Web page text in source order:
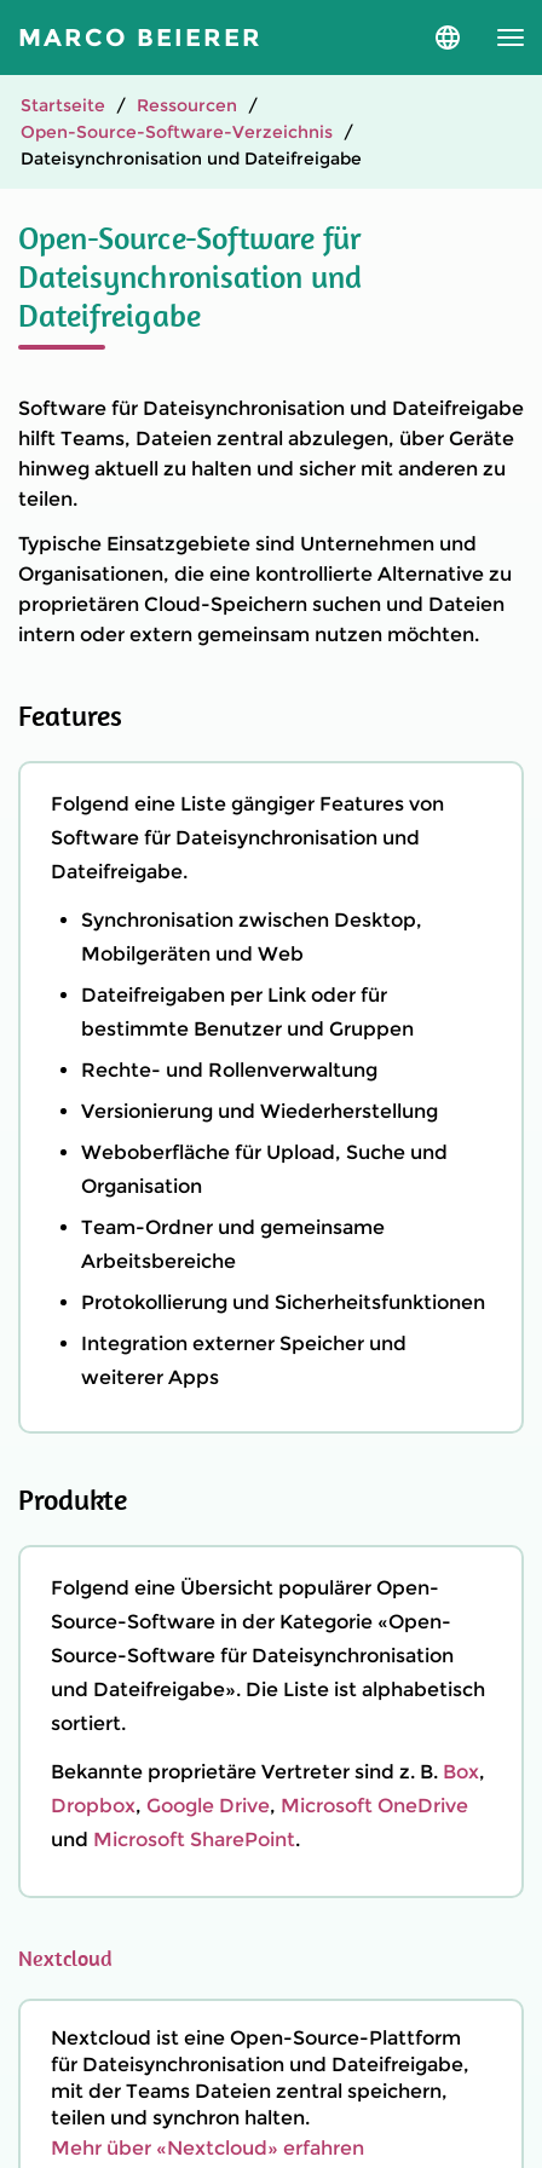
MARCO BEIERER
Sprache
Startseite
Ressourcen
Open-Source-Software-Verzeichnis
Datei­synchronisation und Datei­freigabe
Open-Source-Software für
Dateisynchronisation und
Dateifreigabe
Software für Dateisynchronisation und Dateifreigabe
hilft Teams, Dateien zentral abzulegen, über Geräte
hinweg aktuell zu halten und sicher mit anderen zu
teilen.
Typische Einsatzgebiete sind Unternehmen und
Organisationen, die eine kontrollierte Alternative zu
proprietären Cloud-Speichern suchen und Dateien
intern oder extern gemeinsam nutzen möchten.
Features
Folgend eine Liste gängiger Features von
Software für Dateisynchronisation und
Dateifreigabe.
Synchronisation zwischen Desktop,
Mobilgeräten und Web
Dateifreigaben per Link oder für
bestimmte Benutzer und Gruppen
Rechte- und Rollenverwaltung
Versionierung und Wiederherstellung
Weboberfläche für Upload, Suche und
Organisation
Team-Ordner und gemeinsame
Arbeitsbereiche
Protokollierung und Sicherheitsfunktionen
Integration externer Speicher und
weiterer Apps
Produkte
Folgend eine Übersicht populärer Open-
Source-Software in der Kategorie «Open-
Source-Software für Dateisynchronisation
und Dateifreigabe». Die Liste ist alphabetisch
sortiert.
Bekannte proprietäre Vertreter sind z. B. Box,
Dropbox, Google Drive, Microsoft OneDrive
und Microsoft SharePoint.
Nextcloud
Nextcloud ist eine Open-Source-Plattform
für Dateisynchronisation und Dateifreigabe,
mit der Teams Dateien zentral speichern,
teilen und synchron halten.
Mehr über «Nextcloud» erfahren